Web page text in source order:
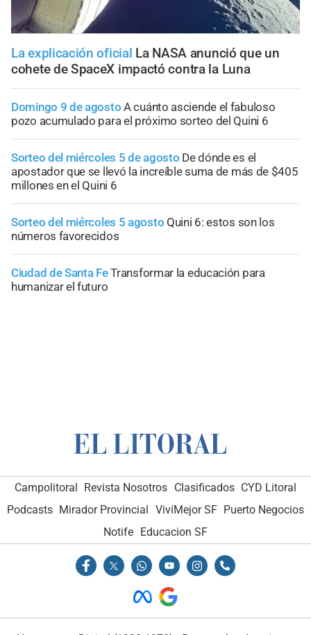
La explicación oficial La NASA anunció que un
cohete de SpaceX impactó contra la Luna
Domingo 9 de agosto A cuánto asciende el fabuloso
pozo acumulado para el próximo sorteo del Quini 6
Sorteo del miércoles 5 de agosto De dónde es el
apostador que se llevó la increíble suma de más de $405
millones en el Quini 6
Sorteo del miércoles 5 agosto Quini 6: estos son los
números favorecidos
Ciudad de Santa FeTransformar la educación para
humanizar el futuro
Campolitoral Revista Nosotros Clasificados CYD Litoral
Podcasts Mirador Provincial VivíMejor SF Puerto Negocios
Notife Educacion SF